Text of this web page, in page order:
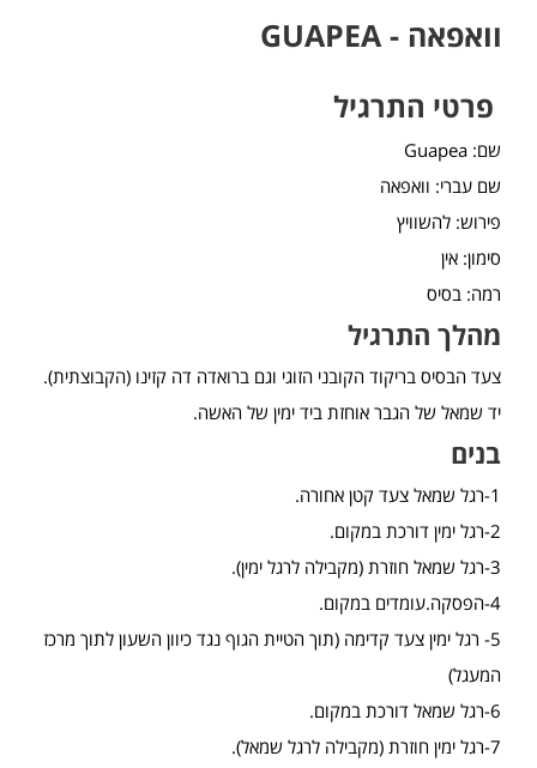
וואפאה - GUAPEA
פרטי התרגיל
שם: Guapea
שם עברי: וואפאה
פירוש: להשוויץ
סימון: אין
רמה: בסיס
מהלך התרגיל
צעד הבסיס בריקוד הקובני הזוגי וגם ברואדה דה קזינו (הקבוצתית).
יד שמאל של הגבר אוחזת ביד ימין של האשה.
בנים
1-רגל שמאל צעד קטן אחורה.
2-רגל ימין דורכת במקום.
3-רגל שמאל חוזרת (מקבילה לרגל ימין).
4-הפסקה.עומדים במקום.
5- רגל ימין צעד קדימה (תוך הטיית הגוף נגד כיוון השעון לתוך מרכז
המעגל)
6-רגל שמאל דורכת במקום.
7-רגל ימין חוזרת (מקבילה לרגל שמאל).